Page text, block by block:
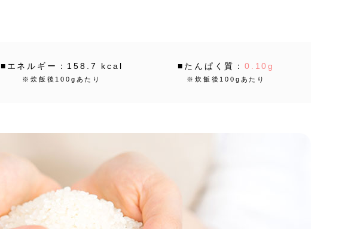
■エネルギー：158.7 kcal
※炊飯後100gあたり
■たんぱく質：0.10g
※炊飯後100gあたり